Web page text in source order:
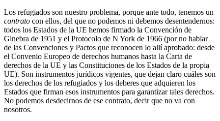
Los refugiados son nuestro problema, porque ante todo, tenemos un
contrato con ellos, del que no podemos ni debemos desentendernos:
todos los Estados de la UE hemos firmado la Convención de
Ginebra de 1951 y el Protocolo de N York de 1966 (por no hablar
de las Convenciones y Pactos que reconocen lo allí aprobado: desde
el Convenio Europeo de derechos humanos hasta la Carta de
derechos de la UE y las Constituciones de los Estados de la propia
UE). Son instrumentos jurídicos vigentes, que dejan claro cuáles son
los derechos de los refugiados y los deberes que adquieren los
Estados que firman esos instrumentos para garantizar tales derechos.
No podemos desdecirnos de ese contrato, decir que no va con
nosotros.